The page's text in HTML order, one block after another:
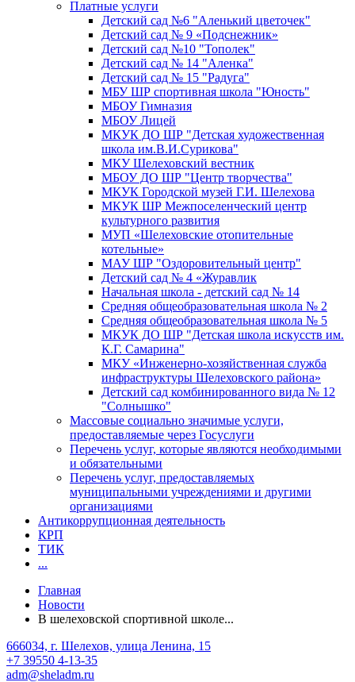
Платные услуги
Детский сад №6 "Аленький цветочек"
Детский сад № 9 «Подснежник»
Детский сад №10 "Тополек"
Детский сад № 14 "Аленка"
Детский сад № 15 "Радуга"
МБУ ШР спортивная школа "Юность"
МБОУ Гимназия
МБОУ Лицей
МКУК ДО ШР "Детская художественная
школа им.В.И.Сурикова"
МКУ Шелеховский вестник
МБОУ ДО ШР "Центр творчества"
МКУК Городской музей Г.И. Шелехова
МКУК ШР Межпоселенческий центр
культурного развития
МУП «Шелеховские отопительные
котельные»
МАУ ШР "Оздоровительный центр"
Детский сад № 4 «Журавлик
Начальная школа - детский сад № 14
Средняя общеобразовательная школа № 2
Средняя общеобразовательная школа № 5
МКУК ДО ШР "Детская школа искусств им.
К.Г. Самарина"
МКУ «Инженерно-хозяйственная служба
инфраструктуры Шелеховского района»
Детский сад комбинированного вида № 12
"Солнышко"
Массовые социально значимые услуги,
предоставляемые через Госуслуги
Перечень услуг, которые являются необходимыми
и обязательными
Перечень услуг, предоставляемых
муниципальными учреждениями и другими
организациями
Антикоррупционная деятельность
КРП
ТИК
...
Главная
Новости
В шелеховской спортивной школе...
666034, г. Шелехов, улица Ленина, 15
+7 39550 4-13-35
adm@sheladm.ru